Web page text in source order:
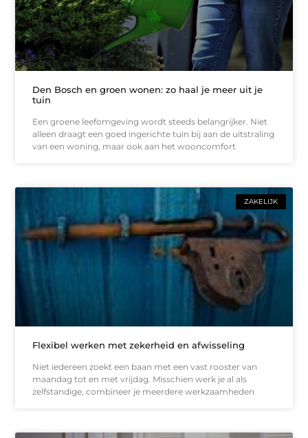
Den Bosch en groen wonen: zo haal je meer uit je
tuin
Een groene leefomgeving wordt steeds belangrijker. Niet
alleen draagt een goed ingerichte tuin bij aan de uitstraling
van een woning, maar ook aan het wooncomfort
ZAKELIJK
Flexibel werken met zekerheid en afwisseling
Niet iedereen zoekt een baan met een vast rooster van
maandag tot en met vrijdag. Misschien werk je al als
zelfstandige, combineer je meerdere werkzaamheden